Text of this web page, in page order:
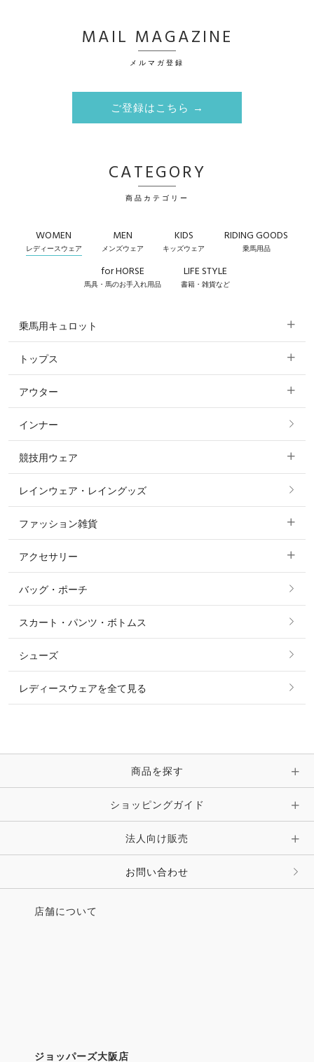
MAIL MAGAZINE
メルマガ登録
ご登録はこちら →
CATEGORY
商品カテゴリー
WOMEN
レディースウェア
MEN
メンズウェア
KIDS
キッズウェア
RIDING GOODS
乗馬用品
for HORSE
馬具・馬のお手入れ用品
LIFE STYLE
書籍・雑貨など
乗馬用キュロット
すべてのキュロット
フルグリップ・尻革 キュロット
ニーグリップ・膝革 キュロット
トップス
すべてのトップス
ポロシャツ
カットソー・Tシャツ・タンクトップ
パーカー・トレーナー・スウェット
ニット・セーター
シャツ・ブラウス・ワンピース
アウター
すべてのアウター
コート
ジャケット・ブルゾン
その他 アウター
インナー
競技用ウェア
すべての競技用ウェア
ショージャケット
ショーシャツ
レインウェア・レイングッズ
ファッション雑貨
すべてのファッション雑貨
ソックス
ベルト
マフラー・スカーフ・ストール・スヌード
時計・財布・キーケース・革小物
キーホルダー・チャーム・ストラップ
その他 ファッション雑貨
アクセサリー
すべてのアクセサリー
リング
ピアス・イヤリング
ピン・ブローチ・コサージュ
その他 アクセサリー
バッグ・ポーチ
スカート・パンツ・ボトムス
シューズ
レディースウェアを全て見る
商品を探す
ショッピングガイド
法人向け販売
お問い合わせ
店舗について
ジョッパーズ大阪店